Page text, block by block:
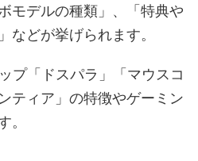
モデルの種類」、「特典や
などが挙げられます。
プ「ドスパラ」「マウスコ
ティア」の特徴やゲーミン
。